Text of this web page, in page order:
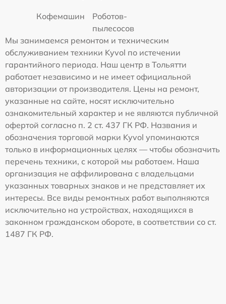
Кофемашин
Роботов-
пылесосов
Мы занимаемся ремонтом и техническим
обслуживанием техники Kyvol по истечении
гарантийного периода. Наш центр в Тольятти
работает независимо и не имеет официальной
авторизации от производителя. Цены на ремонт,
указанные на сайте, носят исключительно
ознакомительный характер и не являются публичной
офертой согласно п. 2 ст. 437 ГК РФ. Названия и
обозначения торговой марки Kyvol упоминаются
только в информационных целях — чтобы обозначить
перечень техники, с которой мы работаем. Наша
организация не аффилирована с владельцами
указанных товарных знаков и не представляет их
интересы. Все виды ремонтных работ выполняются
исключительно на устройствах, находящихся в
законном гражданском обороте, в соответствии со ст.
1487 ГК РФ.